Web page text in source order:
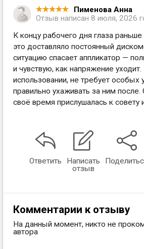
Пименова Анна
Отзыв написан 8 июля, 2026
К концу рабочего дня глаза раньше
это доставляло постоянный
ситуацию спасает аппликатор —
и чувствую, как напряжение
использовании, не требует особых
правильно ухаживать за ним после.
своё время прислушалась к совету
Ответить
Написать
отзыв
Комментарии к отзыву
На данный момент, никто не
автора